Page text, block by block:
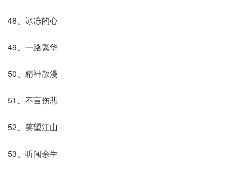
48、冰冻的心
49、一路繁华
50、精神散漫
51、不言伤悲
52、笑望江山
53、听闻余生